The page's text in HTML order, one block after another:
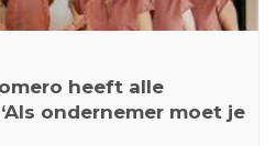
heeft alle
ondernemer moet je